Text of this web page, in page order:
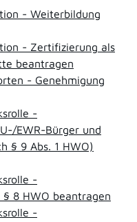
- Weiterbildung
- Zertifizierung als
beantragen
- Genehmigung
-
EWR-Bürger und
§ 9 Abs. 1 HWO)
-
8 HWO beantragen
-